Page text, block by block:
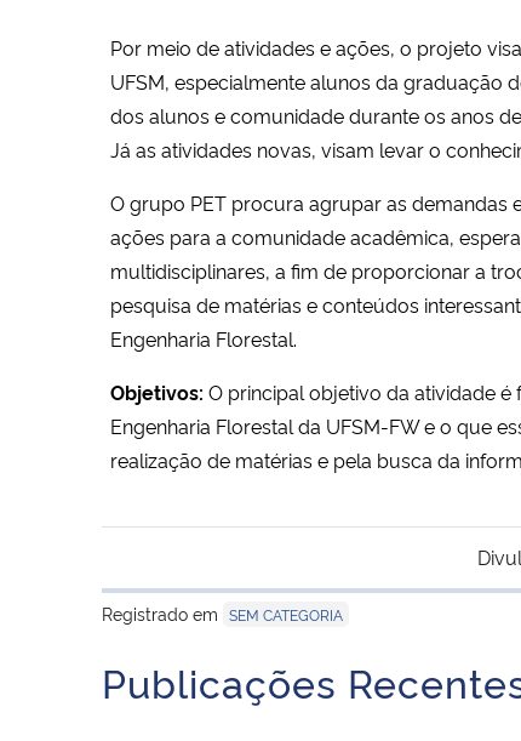
Por meio de atividades e ações, o projeto
UFSM, especialmente alunos da graduação
dos alunos e comunidade durante os anos
Já as atividades novas, visam levar o
O grupo PET procura agrupar as demandas
ações para a comunidade acadêmica,
multidisciplinares, a fim de proporcionar a
pesquisa de matérias e conteúdos
Engenharia Florestal.
Objetivos: O principal objetivo da atividade
Engenharia Florestal da UFSM-FW e o que
realização de matérias e pela busca da
Registrado em SEM CATEGORIA
Publicações